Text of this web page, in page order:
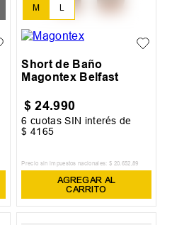
M L
Short de Baño
Magontex Belfast
$ 24.990
6 cuotas SIN interés de
$ 4165
Precio sin impuestos nacionales: $ 20.652 ,89
AGREGAR AL
CARRITO